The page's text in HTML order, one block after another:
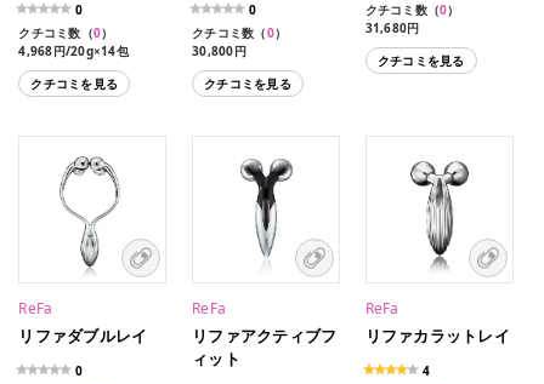
0
クチコミ数（0）
4,968円/20g×14包
クチコミを見る
0
クチコミ数（0）
30,800円
クチコミを見る
クチコミ数（0）
31,680円
クチコミを見る
ReFa
リファダブルレイ
0
ReFa
リファアクティブフ
ィット
ReFa
リファカラットレイ
4